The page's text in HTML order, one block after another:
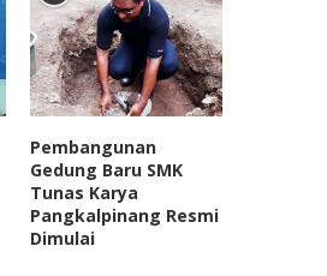
Pembangunan
Gedung Baru SMK
Tunas Karya
Pangkalpinang Resmi
Dimulai